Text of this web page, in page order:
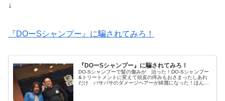
↓
『DOーSシャンプー』に騙されてみろ！
『DOーSシャンプー』に騙されてみろ！
DO-Sシャンプーで髪の傷みが 治った！DO-Sシャンプー
&トリートメントに変えて頭皮の痒みもおさまったしあれ
だけ パサパサのダメージヘアーが綺麗になった！ほんと